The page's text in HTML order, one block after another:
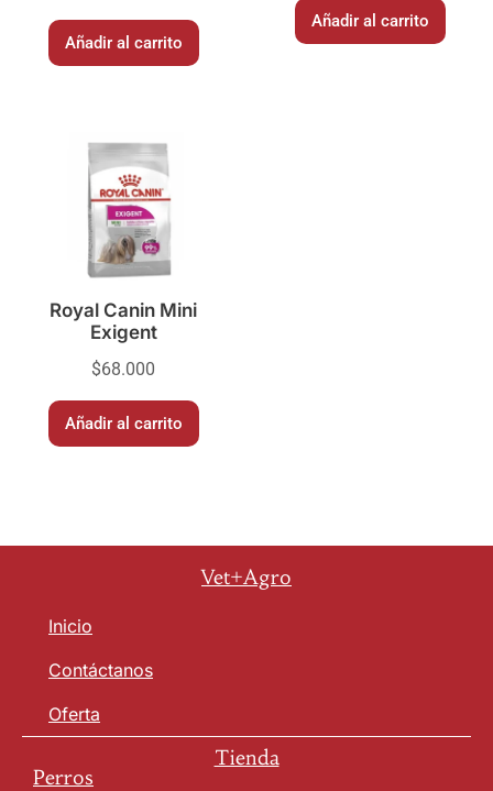
Añadir al carrito
Añadir al carrito
Royal Canin Mini
Exigent
$68.000
Añadir al carrito
Vet+Agro
Inicio
Contáctanos
Oferta
Tienda
Perros